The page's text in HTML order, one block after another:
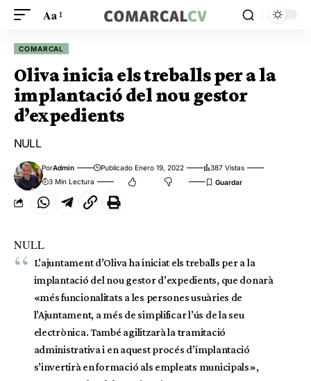
Aa
COMARCAL
Oliva inicia els treballs per a la
implantació del nou gestor
d’expedients
NULL
PorAdmin Publicado Enero 19, 2022
387 Vistas
3 Min Lectura
NULL
L’ajuntament d’Oliva ha iniciat els treballs per a la
implantació del nou gestor d’expedients, que donarà
«més funcionalitats a les persones usuàries de
l’Ajuntament, a més de simplificar l’ús de la seu
electrònica. També agilitzarà la tramitació
administrativa i en aquest procés d’implantació
s’invertirà en formació als empleats municipals»,